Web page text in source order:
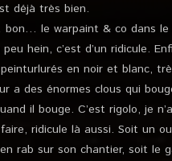
déjà très bien.
le warpaint & co dans le
hein, c’est d’un ridicule.
en noir et blanc,
a des énormes clous qui
il bouge. C’est rigolo, je
faire, ridicule là aussi. Soit un
rab sur son chantier, soit le